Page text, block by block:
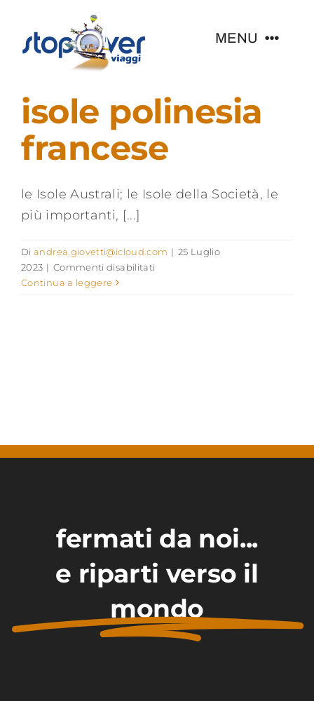
contenuto
MENU
Home
Collections
Specials
Chi Siamo
isole polinesia
francese
le Isole Australi; le Isole della Società, le
più importanti, [...]
Diandrea.giovetti@icloud.com | 25 Luglio
2023 | Commenti disabilitati
Continua a leggere
fermati da noi...
e riparti verso il
mondo